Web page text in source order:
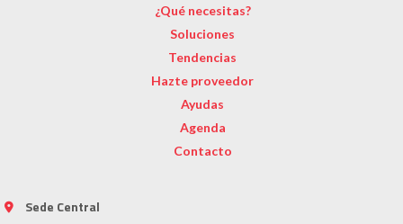
¿Qué necesitas?
Soluciones
Tendencias
Hazte proveedor
Ayudas
Agenda
Contacto
Sede Central